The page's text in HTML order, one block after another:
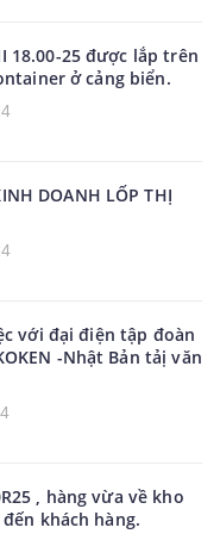
18.00-25 được lắp trên
ở cảng biển.
DOANH LỐP THỊ
với đại điện tập đoàn
-Nhật Bản tảị văn
, hàng vừa về kho
khách hàng.